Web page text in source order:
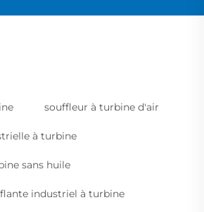
souffleur à turbine d'air
à turbine
sans huile
industriel à turbine